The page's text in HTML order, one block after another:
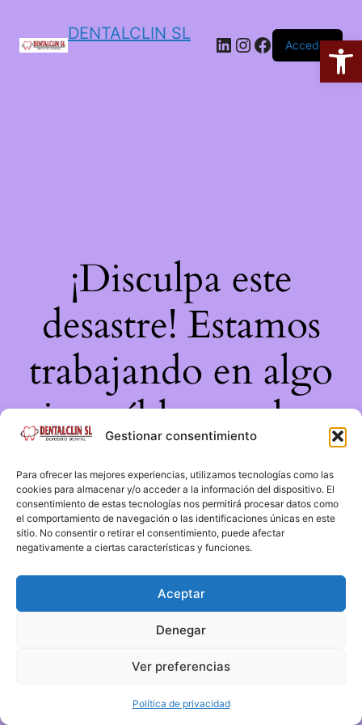
Gestionar consentimiento
Para ofrecer las mejores experiencias, utilizamos tecnologías como las
cookies para almacenar y/o acceder a la información del dispositivo. El
consentimiento de estas tecnologías nos permitirá procesar datos como
el comportamiento de navegación o las identificaciones únicas en este
sitio. No consentir o retirar el consentimiento, puede afectar
negativamente a ciertas características y funciones.
Aceptar
Denegar
Ver preferencias
Política de privacidad
DENTALCLIN SL
Acceder
¡Disculpa este
desastre! Estamos
trabajando en algo
increíble, ¡vuelve
pronto!